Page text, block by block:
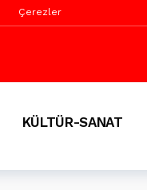
Çerezler
KÜLTÜR-SANAT